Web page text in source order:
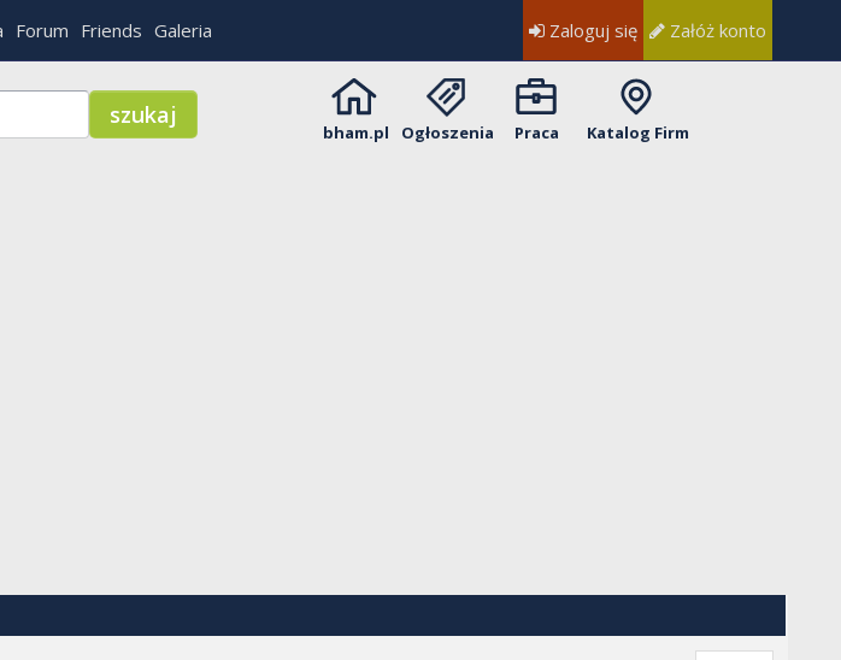
Forum Friends Galeria Zaloguj się Załóż konto
bham.pl Ogłoszenia Praca Katalog Firm